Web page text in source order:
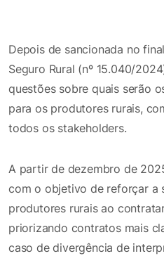
Depois de sancionada no
Seguro Rural (nº 15.040/
questões sobre quais serão
para os produtores rurais,
todos os stakeholders.
A partir de dezembro de
com o objetivo de reforçar a
produtores rurais ao
priorizando contratos mais
caso de divergência de